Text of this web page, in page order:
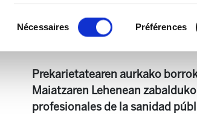
Nécessaires Préférences
459.-ONA[1].pdf
Prekarietatearen aurkako
Maiatzaren Lehenean
profesionales de la sanidad